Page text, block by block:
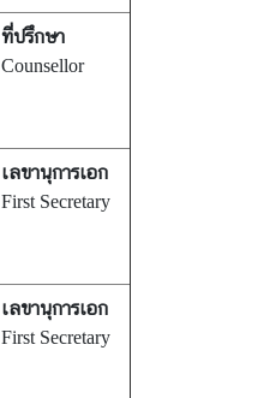
ที่ปรึกษา
Counsellor
เลขานุการเอก
First Secretary
เลขานุการเอก
First Secretary